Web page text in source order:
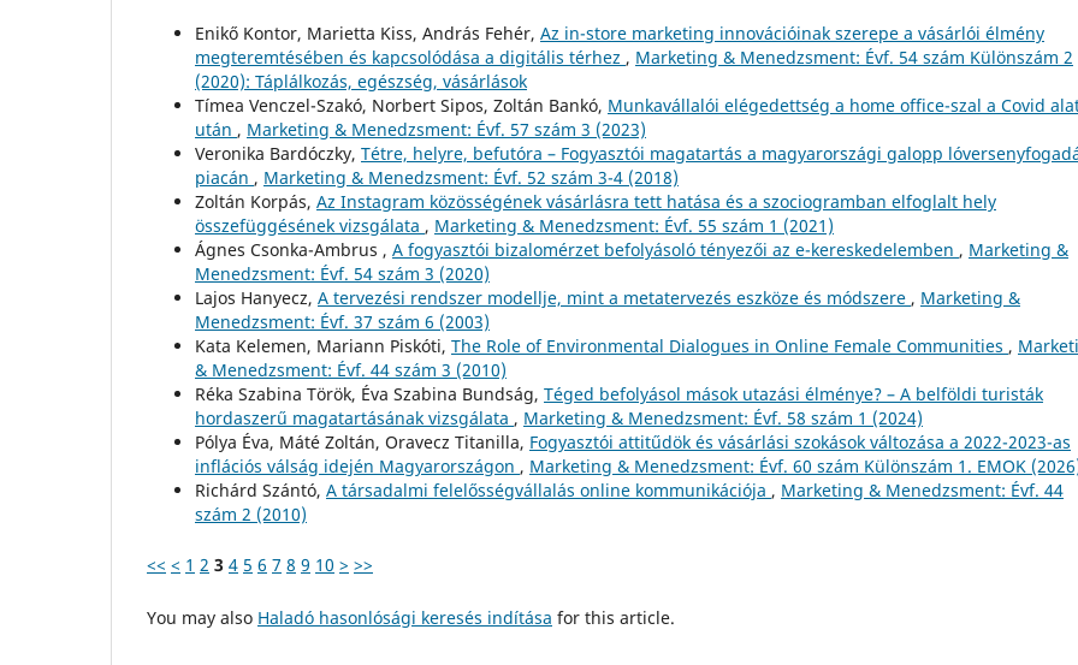
Enikő Kontor, Marietta Kiss, András Fehér, Az in-store marketing innovációinak szerepe a vásárlói élmény
megteremtésében és kapcsolódása a digitális térhez , Marketing & Menedzsment: Évf. 54 szám Különszám 2
(2020): Táplálkozás, egészség, vásárlások
Tímea Venczel-Szakó, Norbert Sipos, Zoltán Bankó, Munkavállalói elégedettség a home office-szal a Covid
után , Marketing & Menedzsment: Évf. 57 szám 3 (2023)
Veronika Bardóczky, Tétre, helyre, befutóra – Fogyasztói magatartás a magyarországi galopp
piacán , Marketing & Menedzsment: Évf. 52 szám 3-4 (2018)
Zoltán Korpás, Az Instagram közösségének vásárlásra tett hatása és a szociogramban elfoglalt hely
összefüggésének vizsgálata , Marketing & Menedzsment: Évf. 55 szám 1 (2021)
Ágnes Csonka-Ambrus , A fogyasztói bizalomérzet befolyásoló tényezői az e-kereskedelemben , Marketing &
Menedzsment: Évf. 54 szám 3 (2020)
Lajos Hanyecz, A tervezési rendszer modellje, mint a metatervezés eszköze és módszere , Marketing &
Menedzsment: Évf. 37 szám 6 (2003)
Kata Kelemen, Mariann Piskóti, The Role of Environmental Dialogues in Online Female Communities ,
& Menedzsment: Évf. 44 szám 3 (2010)
Réka Szabina Török, Éva Szabina Bundság, Téged befolyásol mások utazási élménye? – A belföldi turisták
hordaszerű magatartásának vizsgálata , Marketing & Menedzsment: Évf. 58 szám 1 (2024)
Pólya Éva, Máté Zoltán, Oravecz Titanilla, Fogyasztói attitűdök és vásárlási szokások változása a 2022-2023-as
inflációs válság idején Magyarországon , Marketing & Menedzsment: Évf. 60 szám Különszám 1. EMOK
Richárd Szántó, A társadalmi felelősségvállalás online kommunikációja , Marketing & Menedzsment: Évf. 44
szám 2 (2010)
<< < 1 2 3 4 5 6 7 8 9 10 > >>
You may also Haladó hasonlósági keresés indítása for this article.